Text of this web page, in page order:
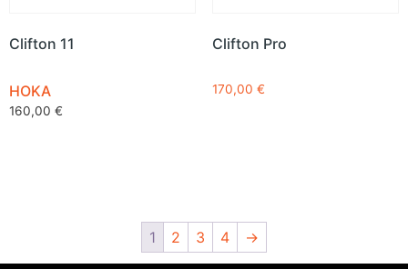
Clifton 11
HOKA
160,00 €
Clifton Pro
170,00 €
1 2 3 4 →